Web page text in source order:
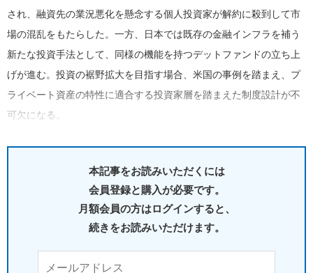
され、融資先の業況悪化を懸念する個人投資家が解約に殺到して市
場の混乱をもたらした。一方、日本では既存の金融インフラを補う
新たな投資手法として、同様の機能を持つデットファンドの立ち上
げが進む。投資の裾野拡大を目指す場合、米国の事例を踏まえ、プ
ライベート資産の特性に適合する投資家層を踏まえた制度設計が不
可欠になる。
本記事をお読みいただくには
会員登録と購入が必要です。
月額会員の方はログインすると、
続きをお読みいただけます。